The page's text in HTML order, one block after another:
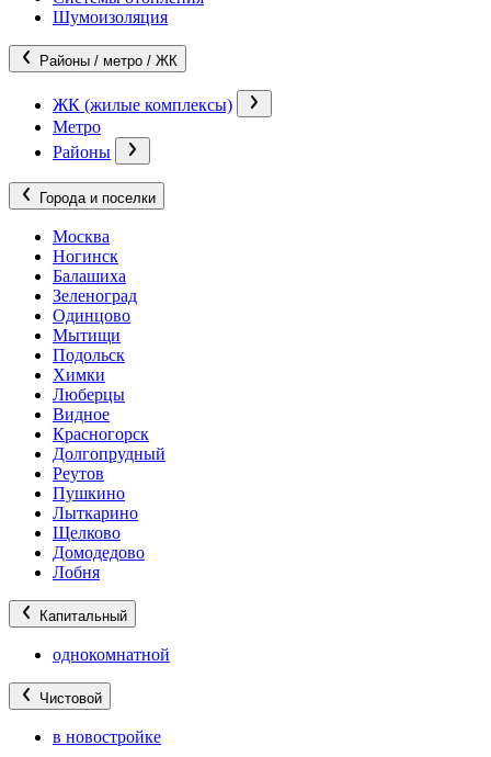
Шумоизоляция
Районы / метро / ЖК
ЖК (жилые комплексы)
Метро
Районы
Города и поселки
Москва
Ногинск
Балашиха
Зеленоград
Одинцово
Мытищи
Подольск
Химки
Люберцы
Видное
Красногорск
Долгопрудный
Реутов
Пушкино
Лыткарино
Щелково
Домодедово
Лобня
Капитальный
однокомнатной
Чистовой
в новостройке